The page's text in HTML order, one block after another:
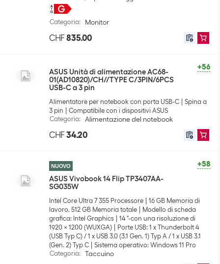
Categoria: Monitor
CHF 835.00
+56
ASUS Unità di alimentazione AC68-
01(AD10820)/CH//TYPE C/3PIN/6PCS
USB-C a 3 pin
Alimentatore per notebook con porta USB-C
Spina a
3 pin
Compatibile con i dispositivi ASUS
Categoria: Alimentazione del notebook
CHF 34.20
+58
NUOVO
ASUS Vivobook 14 Flip TP3407AA-
SG035W
Intel Core Ultra 7 355 Processore
16 GB Memoria di
lavoro, 512 GB Memoria totale
Modello di scheda
grafica: Intel Graphics
14 "-con una risoluzione di
1920 x 1200 (WUXGA)
Porte USB: 1 x Thunderbolt 4
(USB Typ C) / 1 x USB 3.0 (3.1 Gen. 1) Typ A / 1 x USB 3.1
(Gen. 2) Typ C
Sistema operativo: Windows 11 Pro
Categoria: Taccuino